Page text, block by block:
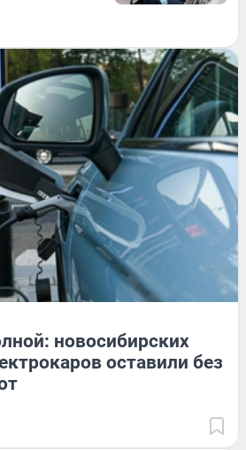
новосибирских
оставили без